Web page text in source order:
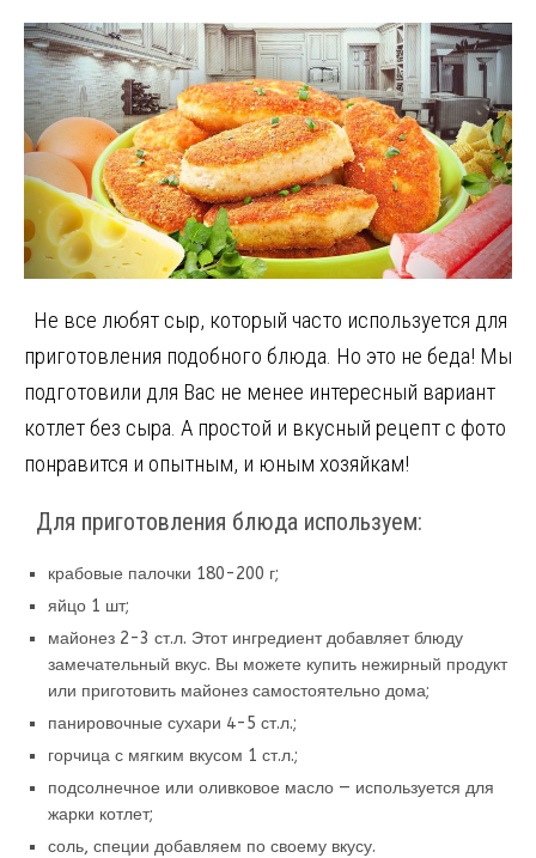
Не все любят сыр, который часто используется для
приготовления подобного блюда. Но это не беда! Мы
подготовили для Вас не менее интересный вариант
котлет без сыра. А простой и вкусный рецепт с фото
понравится и опытным, и юным хозяйкам!
Для приготовления блюда используем:
крабовые палочки 180-200 г;
яйцо 1 шт;
майонез 2-3 ст.л. Этот ингредиент добавляет блюду
замечательный вкус. Вы можете купить нежирный продукт
или приготовить майонез самостоятельно дома;
панировочные сухари 4-5 ст.л.;
горчица с мягким вкусом 1 ст.л.;
подсолнечное или оливковое масло — используется для
жарки котлет;
соль, специи добавляем по своему вкусу.